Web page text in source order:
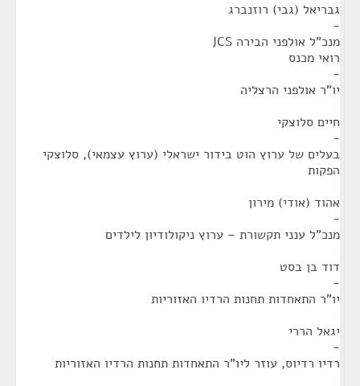
גבריאל (גבי) רוזנברג
-
מנכ"ל אולפני הבירה JCS
רואי מכנס
-
יו"ר אולפני הרצליה
חיים סלוצקי
-
בעלים של ערוץ הוט בידור ישראלי (ערוץ עצמאי), סלוצקי
הפקות
אהוד (אודי) מירון
-
מנכ"ל ענני תקשורת – ערוץ ניקולודיון לילדים
דוד בן בסט
-
יו"ר התאחדות תחנות הרדיו האזוריות
יגאל הררי
-
רדיו רדיוס, עוזר ליו"ר התאחדות תחנות הרדיו האזוריות